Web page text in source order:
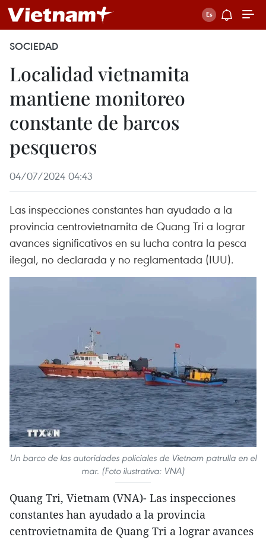
SOCIEDAD
Localidad vietnamita
mantiene monitoreo
constante de barcos
pesqueros
04/07/2024 04:43
Las inspecciones constantes han ayudado a la
provincia centrovietnamita de Quang Tri a lograr
avances significativos en su lucha contra la pesca
ilegal, no declarada y no reglamentada (IUU).
Un barco de las autoridades policiales de Vietnam patrulla en el
mar. (Foto ilustrativa: VNA)
Quang Tri, Vietnam (VNA)- Las inspecciones
constantes han ayudado a la provincia
centrovietnamita de Quang Tri a lograr avances